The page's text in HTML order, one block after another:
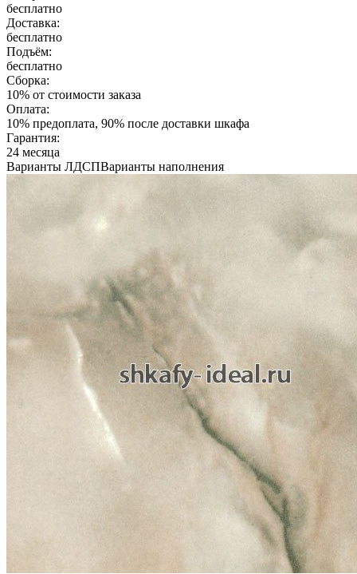
бесплатно
Доставка:
бесплатно
Подъём:
бесплатно
Сборка:
10% от стоимости заказа
Оплата:
10% предоплата, 90% после доставки шкафа
Гарантия:
24 месяца
Варианты ЛДСПВарианты наполнения